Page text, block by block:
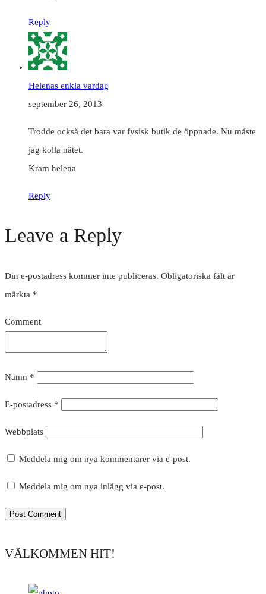
Reply
Helenas enkla vardag
september 26, 2013
Trodde också det bara var fysisk butik de öppnade. Nu måste
jag kolla nätet.
Kram helena
Reply
Leave a Reply
Din e-postadress kommer inte publiceras. Obligatoriska fält är
märkta *
Comment
Namn *
E-postadress *
Webbplats
Meddela mig om nya kommentarer via e-post.
Meddela mig om nya inlägg via e-post.
VÄLKOMMEN HIT!